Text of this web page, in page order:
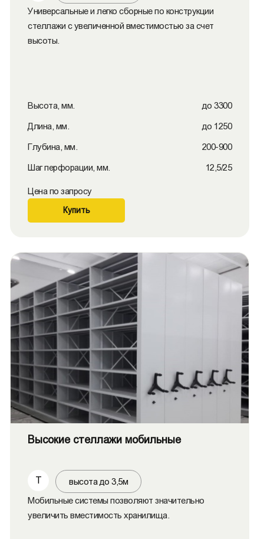
Универсальные и легко сборные по конструкции
стеллажи с увеличенной вместимостью за счет
высоты.
Высота, мм. до 3300
Длина, мм. до 1250
Глубина, мм. 200-900
Шаг перфорации, мм. 12,5/25
Цена по запросу
Купить
Высокие стеллажи мобильные
Т
высота до 3,5м
Мобильные системы позволяют значительно
увеличить вместимость хранилища.